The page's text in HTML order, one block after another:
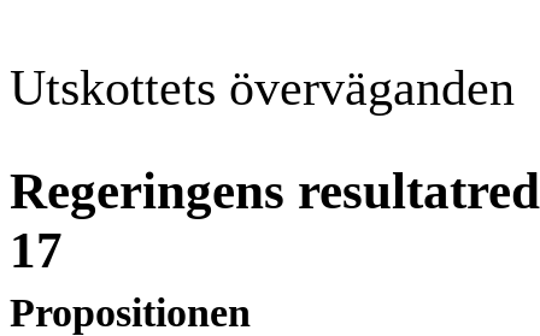
Utskottets överväganden
Regeringens
17
Propositionen